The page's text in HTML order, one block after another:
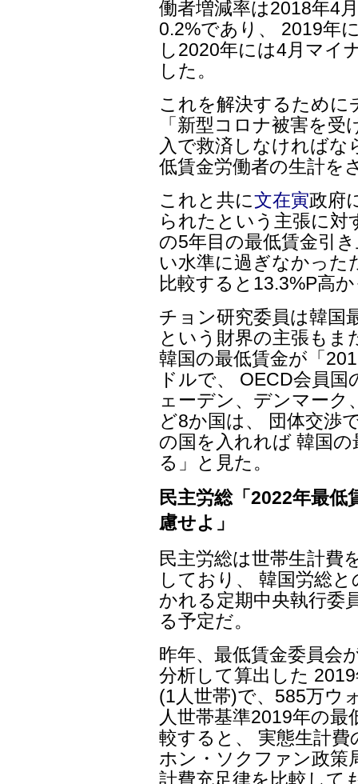
働者増減率は2018年4
0.2%であり、 2019年
し2020年には4月マイ
した。
これを解決するために
「新型コロナ被害を
入で救済しなければな
低賃金労働者の生計を
これと共に文在寅政府
られたという主張に
の5年目の最低賃金引
い水準に過ぎなかった
比較すると13.3%P高
チョン研究委員は韓国
という財界の主張もま
韓国の最低賃金が「
ドルで、 OECD会員
ェーデン、デンマー
ど8か国は、 団体交渉
の国を入れれば 韓国
る」と見た。
民主労総「2022年最低
慮せよ」
民主労総は世帯生計費
しており、 韓国労総
かれる定期中央執行委
る予定だ。
昨年、最低賃金委員会
分析して算出した
(1人世帯)で、585万ウ
人世帯基準2019年の
較すると、 実態生計
ホン・ソクファン政策
計費充足律を比較して